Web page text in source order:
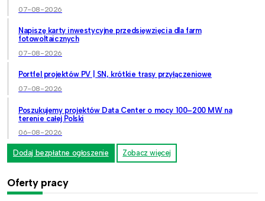
07-08-2026
Napiszę karty inwestycyjne przedsięwzięcia dla farm
fotowoltaicznych
07-08-2026
Portfel projektów PV | SN, krótkie trasy przyłączeniowe
07-08-2026
Poszukujemy projektów Data Center o mocy 100–200 MW na
terenie całej Polski
06-08-2026
Dodaj bezpłatne ogłoszenie Zobacz więcej
Oferty pracy